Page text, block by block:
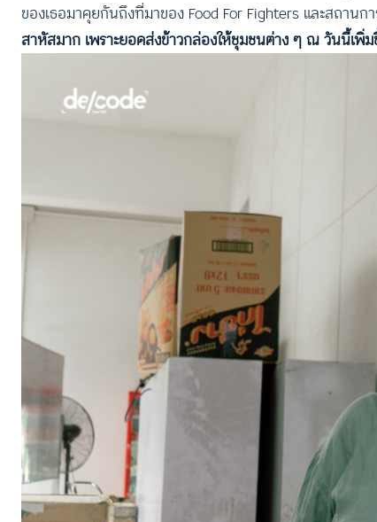
ของเธอมาคุยกันถึงที่มาของ Food For Fighters และสถา
สาหัสมาก เพราะยอดส่งข้าวกล่องให้ชุมชนต่าง ๆ ณ วันนี้เพิ่